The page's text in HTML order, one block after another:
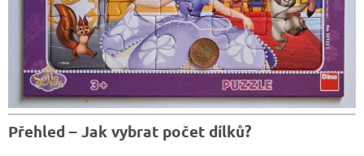
Přehled – Jak vybrat počet dílků?